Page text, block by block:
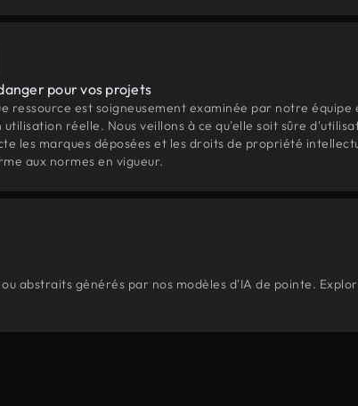
pour vos projets
ressource est soigneusement examinée par notre équipe
utilisation réelle. Nous veillons à ce qu'elle soit sûre
les marques déposées et les droits de propriété
aux normes en vigueur.
abstraits générés par nos modèles d'IA de pointe.